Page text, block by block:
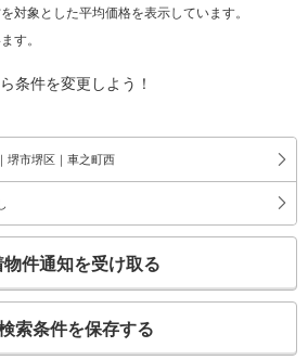
対象とした平均価格を表示しています。
す。
条件を変更しよう！
堺市堺区｜車之町西
件通知を受け取る
索条件を保存する